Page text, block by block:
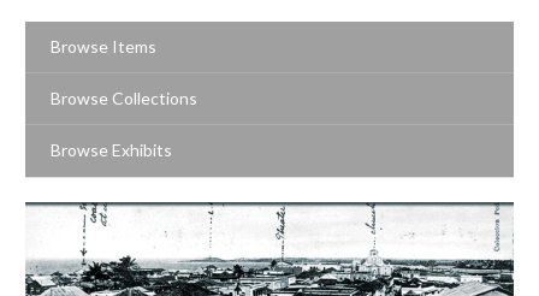
Browse Items
Browse Collections
Browse Exhibits